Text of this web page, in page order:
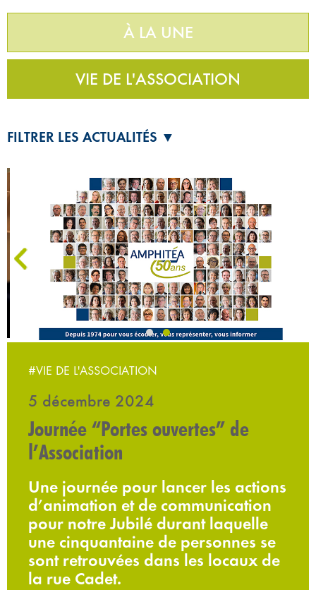
À LA UNE
VIE DE L'ASSOCIATION
FILTRER LES ACTUALITÉS ▼
‹
#VIE DE L'ASSOCIATION
5 décembre 2024
Journée “Portes ouvertes” de
l’Association
Une journée pour lancer les actions
d’animation et de communication
pour notre Jubilé durant laquelle
une cinquantaine de personnes se
sont retrouvées dans les locaux de
la rue Cadet.